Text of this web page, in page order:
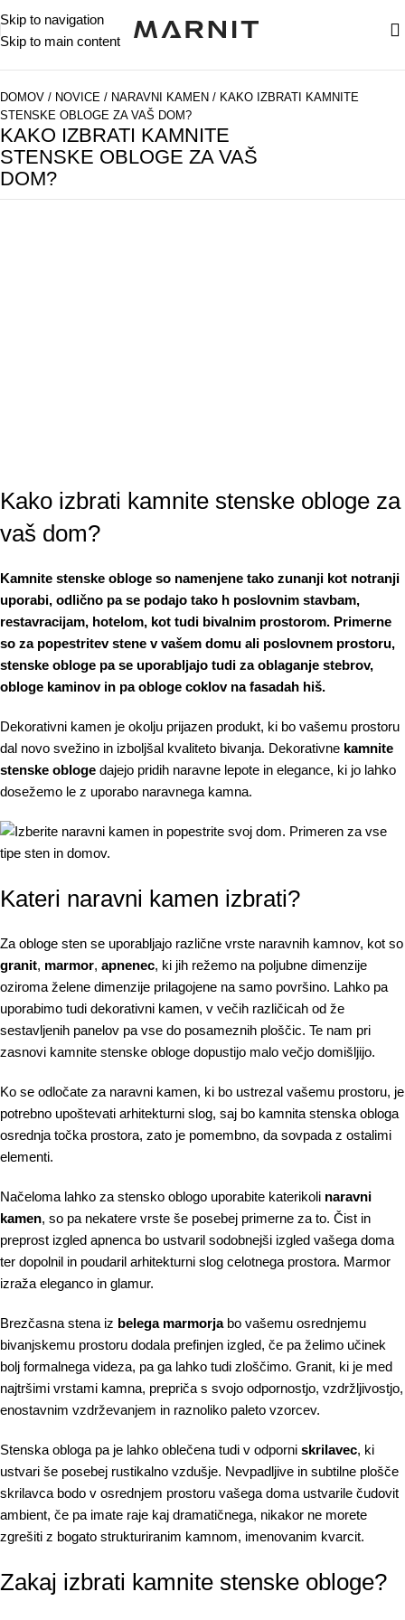
Skip to navigation
Skip to main content
DOMOV / NOVICE / NARAVNI KAMEN / KAKO IZBRATI KAMNITE
STENSKE OBLOGE ZA VAŠ DOM?
KAKO IZBRATI KAMNITE
STENSKE OBLOGE ZA VAŠ
DOM?
Kako izbrati kamnite stenske obloge za
vaš dom?
Kamnite stenske obloge so namenjene tako zunanji kot notranji
uporabi, odlično pa se podajo tako h poslovnim stavbam,
restavracijam, hotelom, kot tudi bivalnim prostorom. Primerne
so za popestritev stene v vašem domu ali poslovnem prostoru,
stenske obloge pa se uporabljajo tudi za oblaganje stebrov,
obloge kaminov in pa obloge coklov na fasadah hiš.
Dekorativni kamen je okolju prijazen produkt, ki bo vašemu prostoru
dal novo svežino in izboljšal kvaliteto bivanja. Dekorativne kamnite
stenske obloge dajejo pridih naravne lepote in elegance, ki jo lahko
dosežemo le z uporabo naravnega kamna.
Kateri naravni kamen izbrati?
Za obloge sten se uporabljajo različne vrste naravnih kamnov, kot so
granit, marmor, apnenec, ki jih režemo na poljubne dimenzije
oziroma želene dimenzije prilagojene na samo površino. Lahko pa
uporabimo tudi dekorativni kamen, v večih različicah od že
sestavljenih panelov pa vse do posameznih ploščic. Te nam pri
zasnovi kamnite stenske obloge dopustijo malo večjo domišljijo.
Ko se odločate za naravni kamen, ki bo ustrezal vašemu prostoru, je
potrebno upoštevati arhitekturni slog, saj bo kamnita stenska obloga
osrednja točka prostora, zato je pomembno, da sovpada z ostalimi
elementi.
Načeloma lahko za stensko oblogo uporabite katerikoli naravni
kamen, so pa nekatere vrste še posebej primerne za to. Čist in
preprost izgled apnenca bo ustvaril sodobnejši izgled vašega doma
ter dopolnil in poudaril arhitekturni slog celotnega prostora. Marmor
izraža eleganco in glamur.
Brezčasna stena iz belega marmorjabo vašemu osrednjemu
bivanjskemu prostoru dodala prefinjen izgled, če pa želimo učinek
bolj formalnega videza, pa ga lahko tudi zloščimo. Granit, ki je med
najtršimi vrstami kamna, prepriča s svojo odpornostjo, vzdržljivostjo,
enostavnim vzdrževanjem in raznoliko paleto vzorcev.
Stenska obloga pa je lahko oblečena tudi v odporni skrilavec, ki
ustvari še posebej rustikalno vzdušje. Nevpadljive in subtilne plošče
skrilavca bodo v osrednjem prostoru vašega doma ustvarile čudovit
ambient, če pa imate raje kaj dramatičnega, nikakor ne morete
zgrešiti z bogato strukturiranim kamnom, imenovanim kvarcit.
Zakaj izbrati kamnite stenske obloge?